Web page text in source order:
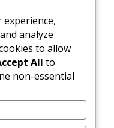
(GDPR)
analyze
to allow
All to
non-essential